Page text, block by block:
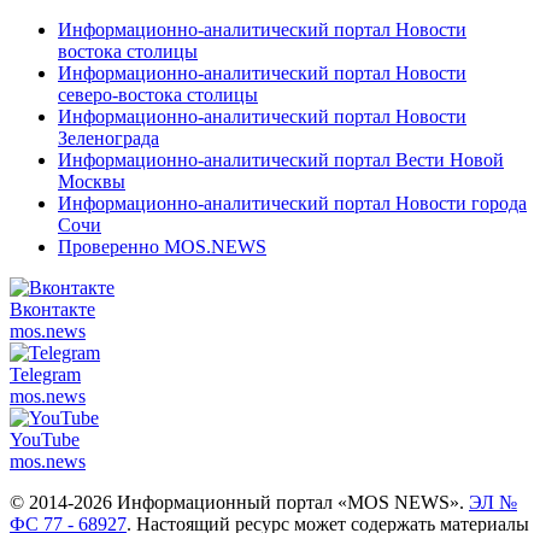
Информационно-аналитический портал Новости
востока столицы
Информационно-аналитический портал Новости
северо-востока столицы
Информационно-аналитический портал Новости
Зеленограда
Информационно-аналитический портал Вести Новой
Москвы
Информационно-аналитический портал Новости города
Сочи
Проверенно MOS.NEWS
Вконтакте
mos.news
Telegram
mos.news
YouTube
mos.news
© 2014-2026 Информационный портал «MOS NEWS». ЭЛ №
ФС 77 - 68927. Настоящий ресурс может содержать материалы